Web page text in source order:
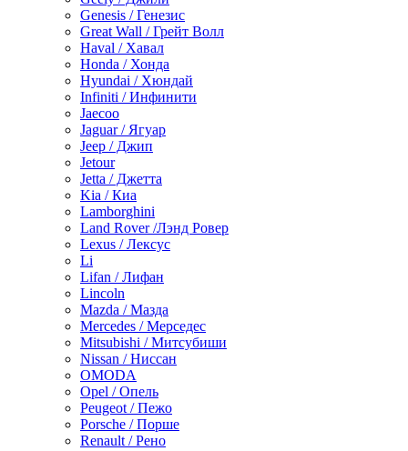
Genesis / Генезис
Great Wall / Грейт Волл
Haval / Хавал
Honda / Хонда
Hyundai / Хюндай
Infiniti / Инфинити
Jaecoo
Jaguar / Ягуар
Jeep / Джип
Jetour
Jetta / Джетта
Kia / Киа
Lamborghini
Land Rover /Лэнд Ровер
Lexus / Лексус
Li
Lifan / Лифан
Lincoln
Mazda / Мазда
Mercedes / Мерседес
Mitsubishi / Митсубиши
Nissan / Ниссан
OMODA
Opel / Опель
Peugeot / Пежо
Porsche / Порше
Renault / Рено